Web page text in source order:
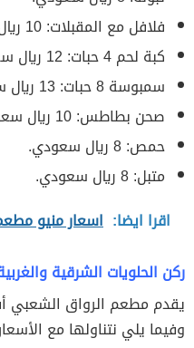
فلافل مع المقبلات: 10 ريال سعودي.
كبة لحم 4 حبات: 12 ريال سعودي.
سمبوسة 8 حبات: 13 ريال سعودي.
صحن بطاطس: 10 ريال سعودي.
حمص: 8 ريال سعودي.
متبل: 8 ريال سعودي.
اقرا ايضا: اسعار منيو
ركن الحلويات الشرقية
يقدم مطعم الرواق الشعبي
وفيما يلي نتناولها مع